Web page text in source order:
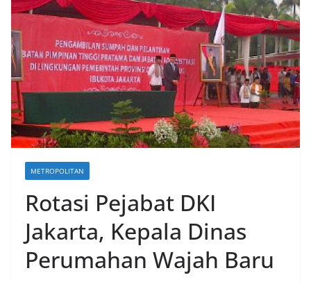
METROPOLITAN
Rotasi Pejabat DKI
Jakarta, Kepala Dinas
Perumahan Wajah Baru